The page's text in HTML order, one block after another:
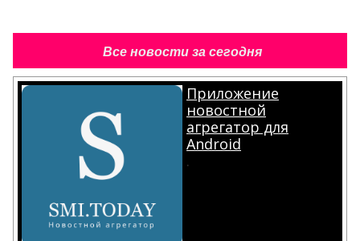
Все новости за сегодня
Приложение
новостной
агрегатор для
Android
.